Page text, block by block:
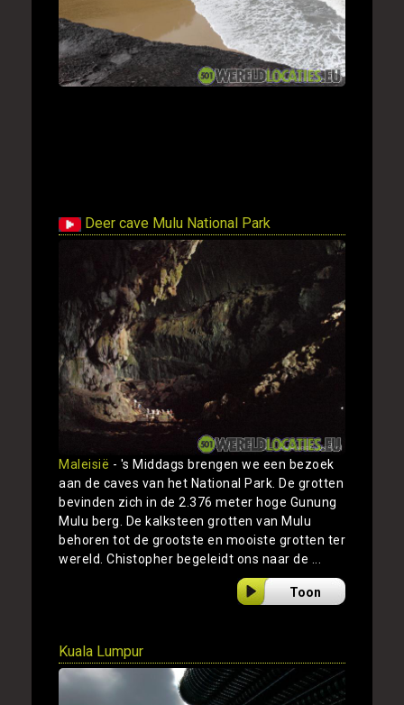
Deer cave Mulu National Park
Maleisië - 's Middags brengen we een bezoek
aan de caves van het National Park. De grotten
bevinden zich in de 2.376 meter hoge Gunung
Mulu berg. De kalksteen grotten van Mulu
behoren tot de grootste en mooiste grotten ter
wereld. Chistopher begeleidt ons naar de ...
Toon
Kuala Lumpur